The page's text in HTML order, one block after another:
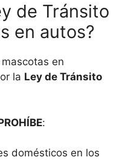
de Tránsito
en autos?
en
la Ley de Tránsito
:
domésticos en los